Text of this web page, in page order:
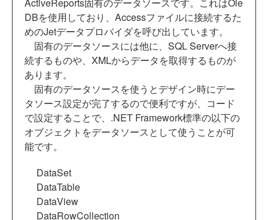
DBを使用しており、Accessファイルに接続するた
めのJetデータプロバイダを呼び出しています。
固有のデータソースには他に、SQL Serverへ接
続するものや、XMLからデータを取得するものが
あります。
固有のデータソースを使うとデザイン時にデー
タソース設定が完了するので便利ですが、コード
で設定することで、.NET Framework標準の以下の
オブジェクトをデータソースとして使うことが可
能です。
DataSet
DataTable
DataView
DataRowCollection